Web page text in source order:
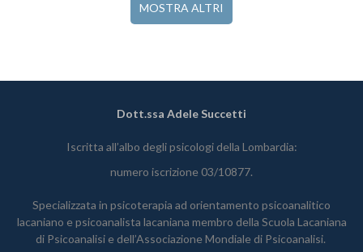
MOSTRA ALTRI
Dott.ssa Adele Succetti
Iscritta all’albo degli psicologi della Lombardia:
numero iscrizione 03/10877.
Specializzata in psicoterapia ad orientamento psicoanalitico
lacaniano e psicoanalista lacaniana membro della Scuola Lacaniana
di Psicoanalisi e dell’Associazione Mondiale di Psicoanalisi.